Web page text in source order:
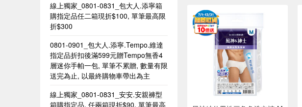
線上獨家_0801-0831_包大人.添寧箱
購指定品任二箱現折$100, 單筆最高限
折$300
0801-0901_包大人.添寧.Tempo.維達
指定品折扣後滿599元贈Tempo無香4
層迷你手帕一包, 單筆不累贈, 數量有限
送完為止, 以最終購物車帶出為主
線上獨家_0801-0831_安安.安親褲型
箱購指定品, 任兩箱現折$90, 單筆最高